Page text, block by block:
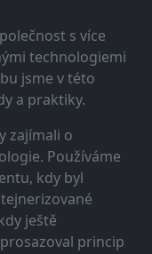
s více
technologiemi
jsme v této
a praktiky.
zajímali o
Používáme
kdy byl
ještě
princip